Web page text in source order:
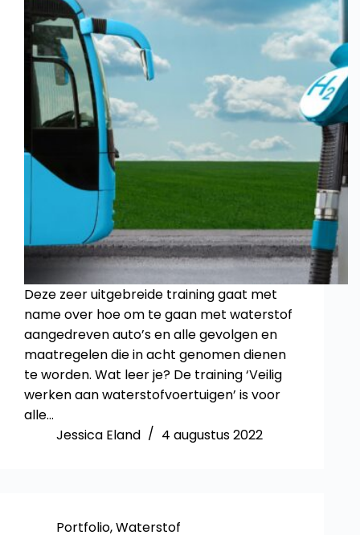
Deze zeer uitgebreide training gaat met
name over hoe om te gaan met waterstof
aangedreven auto’s en alle gevolgen en
maatregelen die in acht genomen dienen
te worden. Wat leer je? De training ‘Veilig
werken aan waterstofvoertuigen’ is voor
alle…
Jessica Eland
4 augustus 2022
Portfolio,Waterstof